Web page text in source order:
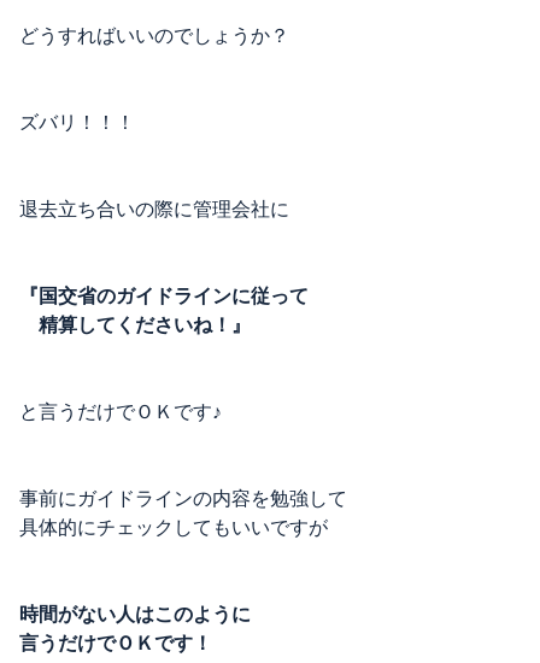
どうすればいいのでしょうか？
ズバリ！！！
退去立ち合いの際に管理会社に
『国交省のガイドラインに従って
精算してくださいね！』
と言うだけでＯＫです♪
事前にガイドラインの内容を勉強して
具体的にチェックしてもいいですが
時間がない人はこのように
言うだけでＯＫです！